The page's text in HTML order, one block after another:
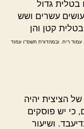
גדול
עשרים ושש
קטן והן
עמוד ריח. ובמהדורת תשס"ו עמוד
הציצית יהיה
כי יש פוסקים
ושיעור